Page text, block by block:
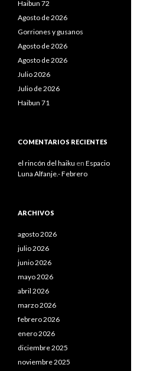
Haibun 72
Agosto de 2026
Gorriones y gusanos
Agosto de 2026
Agosto de 2026
Julio 2026
Julio de 2026
Haibun 71
COMENTARIOS RECIENTES
el rincón del haiku en Espacio
Luna Alfanje.- Febrero
ARCHIVOS
agosto 2026
julio 2026
junio 2026
mayo 2026
abril 2026
marzo 2026
febrero 2026
enero 2026
diciembre 2025
noviembre 2025